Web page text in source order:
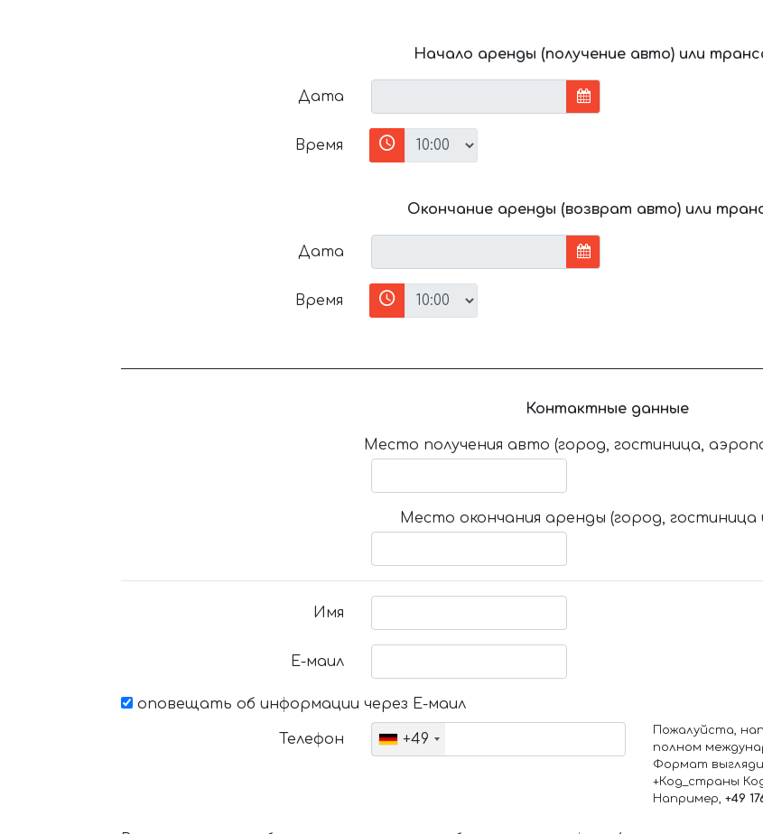
Начало аренды (получение авто) или
Дата
Время
Окончание аренды (возврат авто) или
Дата
Время
Контактные данные
Место получения авто (город, гостиница,
Место окончания аренды (город, гостиница
Имя
Е-маил
оповещать об информации через Е-маил
Телефон +49
Пожалуйста,
полном
Формат
+Код_страны
Например, +49